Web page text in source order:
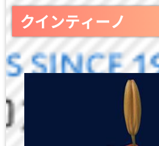
クインティーノ